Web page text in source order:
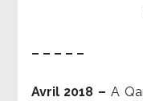
– – – – –
Avril 2018 –A